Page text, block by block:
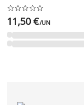






11,50 €/UN